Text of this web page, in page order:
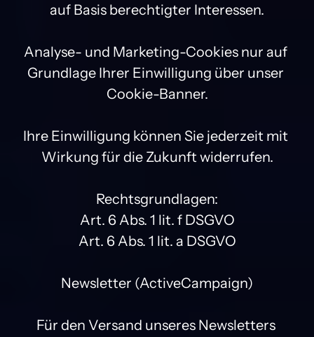
auf Basis berechtigter Interessen.
Analyse- und Marketing-Cookies nur auf
Grundlage Ihrer Einwilligung über unser
Cookie-Banner.
Ihre Einwilligung können Sie jederzeit mit
Wirkung für die Zukunft widerrufen.
Rechtsgrundlagen:
Art. 6 Abs. 1 lit. f DSGVO
Art. 6 Abs. 1 lit. a DSGVO
Newsletter (ActiveCampaign)
Für den Versand unseres Newsletters